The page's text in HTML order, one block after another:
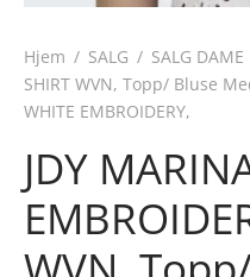
Hjem / SALG / SALG DAME
SHIRT WVN, Topp/ Bluse
WHITE EMBROIDERY,
JDY